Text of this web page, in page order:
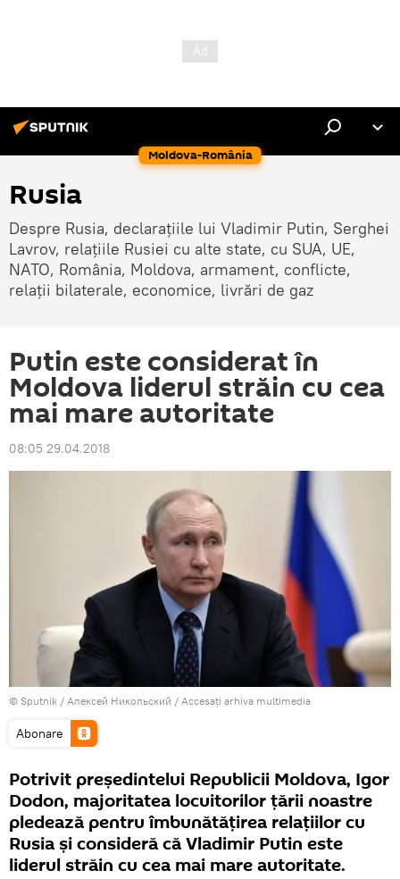
Moldova-România
Rusia
Despre Rusia, declarațiile lui Vladimir Putin, Serghei
Lavrov, relațiile Rusiei cu alte state, cu SUA, UE,
NATO, România, Moldova, armament, conflicte,
relații bilaterale, economice, livrări de gaz
Putin este considerat în
Moldova liderul străin cu cea
mai mare autoritate
08:05 29.04.2018
© Sputnik / Алексей Никольский / Accesați arhiva multimedia
Abonare
Potrivit președintelui Republicii Moldova, Igor
Dodon, majoritatea locuitorilor ţării noastre
pledează pentru îmbunătățirea relațiilor cu
Rusia și consideră că Vladimir Putin este
liderul străin cu cea mai mare autoritate.